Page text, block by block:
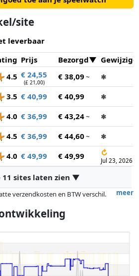
met alle bouwsets van Mattel
site
leverbaar
Prijs Bezorgd
Gewijzigd
4.5 € 24,55
(£ 21,00)
€ 38,09 ~ ✱
3.5 € 40,99 € 40,99 ✱
4.0 € 36,99 € 43,24~ ✱
4.5 € 36,99 € 44,60 ~ ✱
4.0 € 49,99 € 49,99 ↻
Jul 23, 2026
sites laten zien ▼
meer
verzendkosten en BTW verschil.
invoed op. Alleen bij gelijke prijzen
de volgorde beïnvloeden.